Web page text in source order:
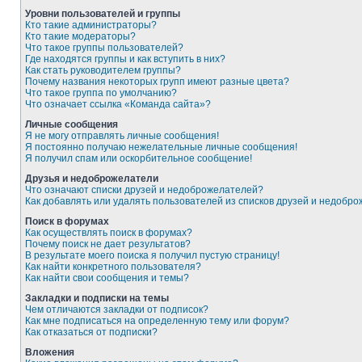
Уровни пользователей и группы
Кто такие администраторы?
Кто такие модераторы?
Что такое группы пользователей?
Где находятся группы и как вступить в них?
Как стать руководителем группы?
Почему названия некоторых групп имеют разные цвета?
Что такое группа по умолчанию?
Что означает ссылка «Команда сайта»?
Личные сообщения
Я не могу отправлять личные сообщения!
Я постоянно получаю нежелательные личные сообщения!
Я получил спам или оскорбительное сообщение!
Друзья и недоброжелатели
Что означают списки друзей и недоброжелателей?
Как добавлять или удалять пользователей из списков друзей и
Поиск в форумах
Как осуществлять поиск в форумах?
Почему поиск не дает результатов?
В результате моего поиска я получил пустую страницу!
Как найти конкретного пользователя?
Как найти свои сообщения и темы?
Закладки и подписки на темы
Чем отличаются закладки от подписок?
Как мне подписаться на определенную тему или форум?
Как отказаться от подписки?
Вложения